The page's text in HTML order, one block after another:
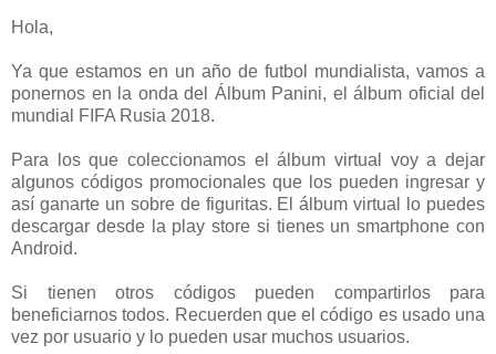
Hola,
Ya que estamos en un año de futbol mundialista, vamos a
ponernos en la onda del Álbum Panini, el álbum oficial del
mundial FIFA Rusia 2018.
Para los que coleccionamos el álbum virtual voy a dejar
algunos códigos promocionales que los pueden ingresar y
así ganarte un sobre de figuritas. El álbum virtual lo puedes
descargar desde la play store si tienes un smartphone con
Android.
Si tienen otros códigos pueden compartirlos para
beneficiarnos todos. Recuerden que el código es usado una
vez por usuario y lo pueden usar muchos usuarios.